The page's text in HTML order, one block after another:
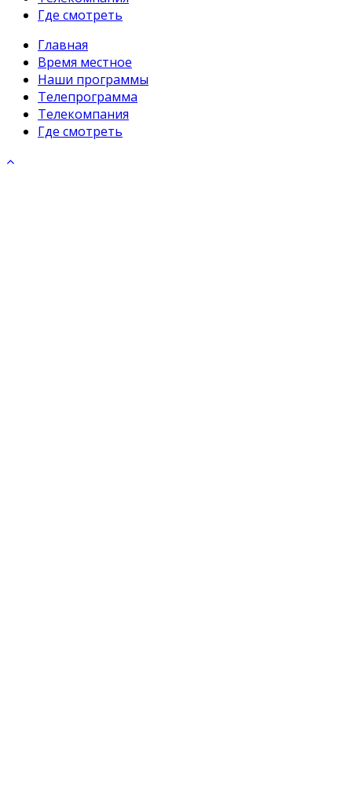
Где смотреть
Главная
Время местное
Наши программы
Телепрограмма
Телекомпания
Где смотреть